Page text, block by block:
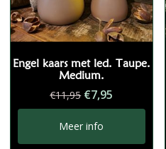
Engel kaars met led. Taupe.
Medium.
€11,95 Oorspronkelijke
prijs
was:
€11,95.
€7,95
prijs
€7,95.
Meer info